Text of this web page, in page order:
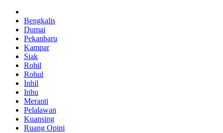
Bengkalis
Dumai
Pekanbaru
Kampar
Siak
Rohil
Rohul
Inhil
Inhu
Meranti
Pelalawan
Kuansing
Ruang Opini